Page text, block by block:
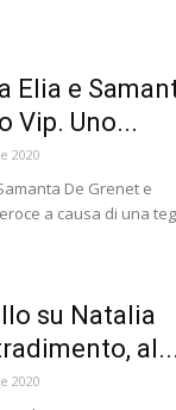
Elia e
Vip. Uno...
2020
De Grenet e
a causa di una
su Natalia
al...
2020